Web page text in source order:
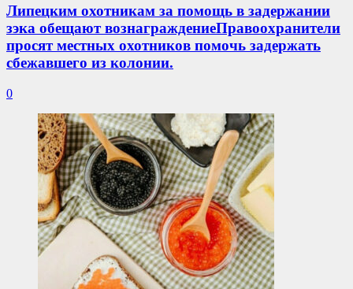
Липецким охотникам за помощь в задержании
зэка обещают вознаграждениеПравоохранители
просят местных охотников помочь задержать
сбежавшего из колонии.
0